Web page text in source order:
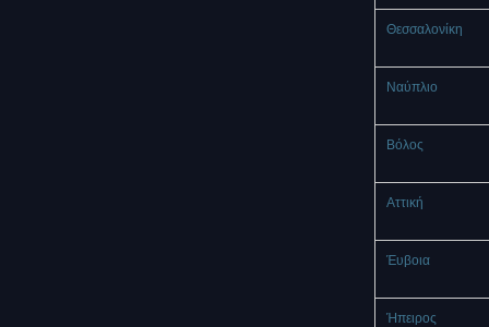
Θεσσαλονίκη
Ναύπλιο
Βόλος
Αττική
Έυβοια
Ήπειρος